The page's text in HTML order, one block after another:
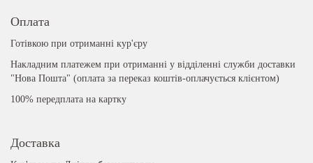
Оплата
Готівкою при отриманні кур'єру
Накладним платежем при отриманні у відділенні служби доставки
"Нова Пошта" (оплата за переказ коштів-оплачується клієнтом)
100% передплата на картку
Доставка